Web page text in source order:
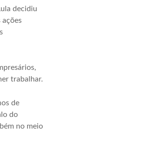
decidiu
trabalhar.
de
do
no meio